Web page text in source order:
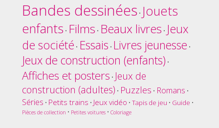
Bandes dessinées• Jouets
enfants • Films • Beaux livres • Jeux
de société • Essais • Livres jeunesse •
Jeux de construction (enfants) •
Affiches et posters • Jeux de
construction (adultes) • Puzzles • Romans •
Séries • Petits trains • Jeux vidéo • Tapis de jeu • Guide •
Pièces de collection • Petites voitures• Coloriage